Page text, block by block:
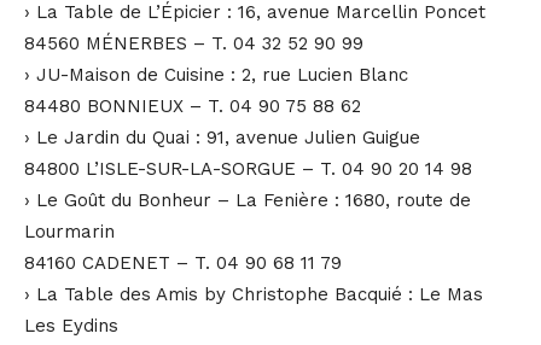
› La Table de L’Épicier : 16, avenue Marcellin Poncet
84560 MÉNERBES – T. 04 32 52 90 99
› JU-Maison de Cuisine : 2, rue Lucien Blanc
84480 BONNIEUX – T. 04 90 75 88 62
› Le Jardin du Quai : 91, avenue Julien Guigue
84800 L’ISLE-SUR-LA-SORGUE – T. 04 90 20 14 98
› Le Goût du Bonheur – La Fenière : 1680, route de
Lourmarin
84160 CADENET – T. 04 90 68 11 79
› La Table des Amis by Christophe Bacquié : Le Mas
Les Eydins